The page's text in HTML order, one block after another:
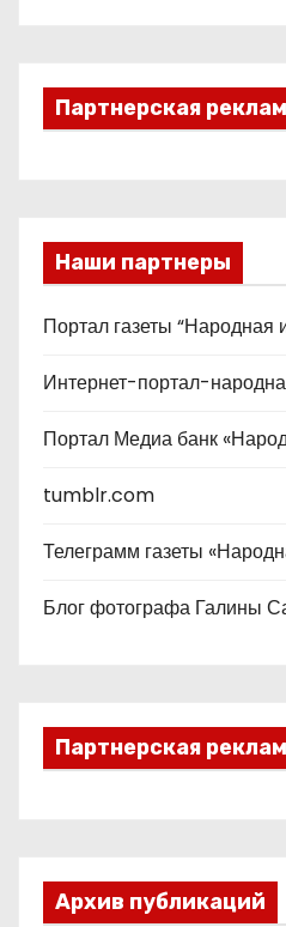
Партнерская
Наши партнеры
Портал газеты “Народная
Интернет-портал-
Портал Медиа банк
tumblr.com
Телеграмм газеты
Блог фотографа Галины
Партнерская
Архив публикаций